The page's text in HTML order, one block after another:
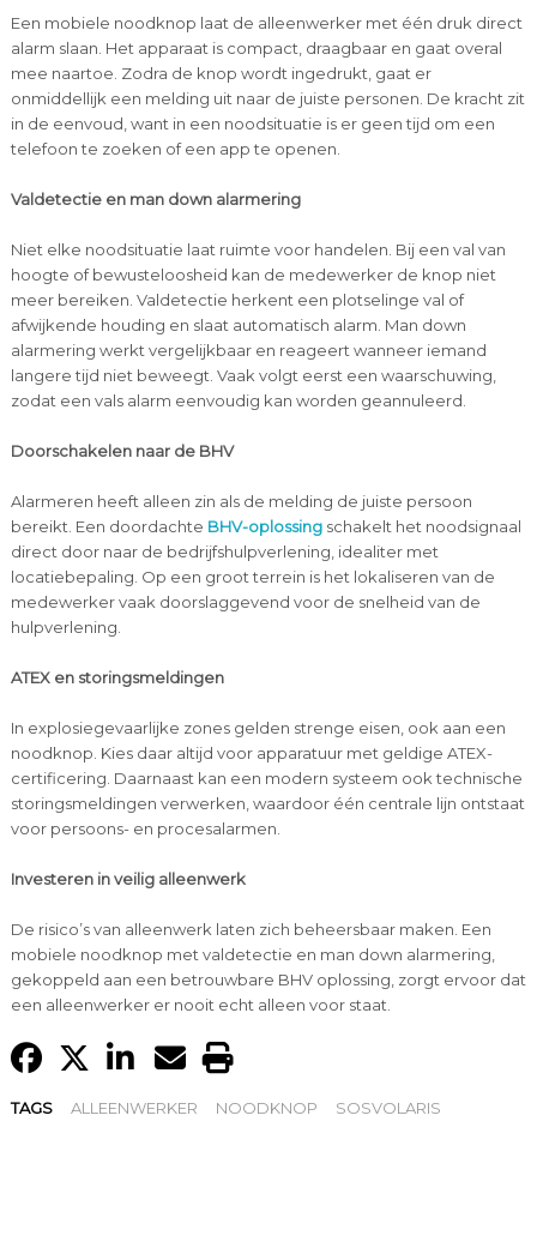
Een mobiele noodknop laat de alleenwerker met één druk direct
alarm slaan. Het apparaat is compact, draagbaar en gaat overal
mee naartoe. Zodra de knop wordt ingedrukt, gaat er
onmiddellijk een melding uit naar de juiste personen. De kracht zit
in de eenvoud, want in een noodsituatie is er geen tijd om een
telefoon te zoeken of een app te openen.
Valdetectie en man down alarmering
Niet elke noodsituatie laat ruimte voor handelen. Bij een val van
hoogte of bewusteloosheid kan de medewerker de knop niet
meer bereiken. Valdetectie herkent een plotselinge val of
afwijkende houding en slaat automatisch alarm. Man down
alarmering werkt vergelijkbaar en reageert wanneer iemand
langere tijd niet beweegt. Vaak volgt eerst een waarschuwing,
zodat een vals alarm eenvoudig kan worden geannuleerd.
Doorschakelen naar de BHV
Alarmeren heeft alleen zin als de melding de juiste persoon
bereikt. Een doordachte BHV-oplossingschakelt het noodsignaal
direct door naar de bedrijfshulpverlening, idealiter met
locatiebepaling. Op een groot terrein is het lokaliseren van de
medewerker vaak doorslaggevend voor de snelheid van de
hulpverlening.
ATEX en storingsmeldingen
In explosiegevaarlijke zones gelden strenge eisen, ook aan een
noodknop. Kies daar altijd voor apparatuur met geldige ATEX-
certificering. Daarnaast kan een modern systeem ook technische
storingsmeldingen verwerken, waardoor één centrale lijn ontstaat
voor persoons- en procesalarmen.
Investeren in veilig alleenwerk
De risico’s van alleenwerk laten zich beheersbaar maken. Een
mobiele noodknop met valdetectie en man down alarmering,
gekoppeld aan een betrouwbare BHV oplossing, zorgt ervoor dat
een alleenwerker er nooit echt alleen voor staat.
TAGS ALLEENWERKER NOODKNOP SOSVOLARIS